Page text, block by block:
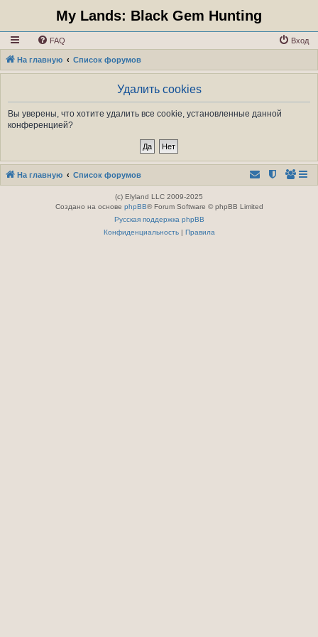
My Lands: Black Gem Hunting
FAQ Вход
На главную Список форумов
Удалить cookies
Вы уверены, что хотите удалить все cookie, установленные данной
конференцией?
На главную Список форумов
(c) Elyland LLC 2009-2025
Создано на основе phpBB® Forum Software © phpBB Limited
Русская поддержка phpBB
Конфиденциальность| Правила